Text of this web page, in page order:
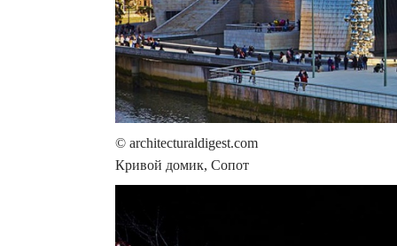
© architecturaldigest.com
Кривой домик, Сопот